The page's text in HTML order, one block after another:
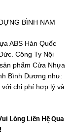
ABS Hàn Quốc
Công Ty Nội
phẩm Cửa Nhựa
Bình Dương như:
chi phí hợp lý và
Lòng Liên Hệ Qua